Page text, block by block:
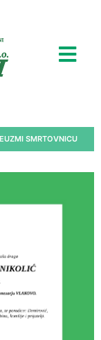
SMRTOVNICU